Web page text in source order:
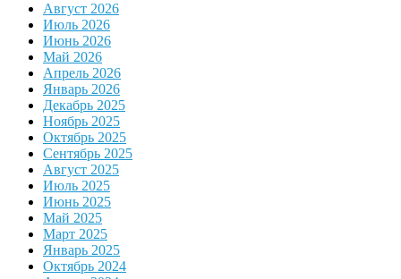
Август 2026
Июль 2026
Июнь 2026
Май 2026
Апрель 2026
Январь 2026
Декабрь 2025
Ноябрь 2025
Октябрь 2025
Сентябрь 2025
Август 2025
Июль 2025
Июнь 2025
Май 2025
Март 2025
Январь 2025
Октябрь 2024